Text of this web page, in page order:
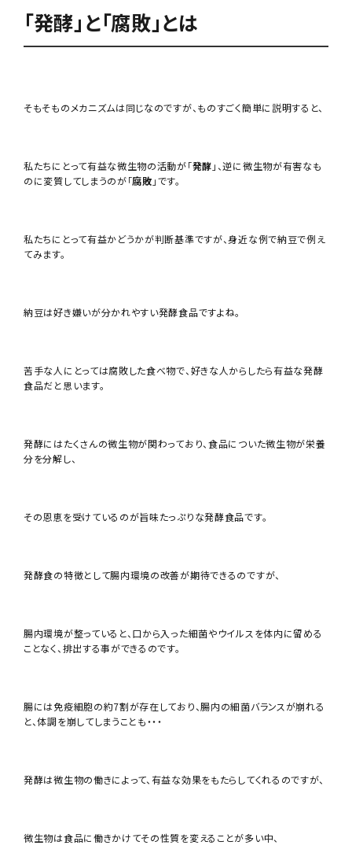
「発酵」と「腐敗」とは
そもそものメカニズムは同じなのですが、ものすごく簡単に説明すると、
私たちにとって有益な微生物の活動が「発酵 」、逆に微生物が有害なも
のに変質してしまうのが「腐敗 」です。
私たちにとって有益かどうかが判断基準ですが、身近な例で納豆で例え
てみます。
納豆は好き嫌いが分かれやすい発酵食品ですよね。
苦手な人にとっては腐敗した食べ物で、好きな人からしたら有益な発酵
食品だと思います。
発酵にはたくさんの微生物が関わっており、食品についた微生物が栄養
分を分解し、
その恩恵を受けているのが旨味たっぷりな発酵食品です。
発酵食の特徴として腸内環境の改善が期待できるのですが、
腸内環境が整っていると、口から入った細菌やウイルスを体内に留める
ことなく、排出する事ができるのです。
腸には免疫細胞の約7割が存在しており、腸内の細菌バランスが崩れる
と、体調を崩してしまうことも・・・
発酵は微生物の働きによって、有益な効果をもたらしてくれるのですが、
微生物は食品に働きかけてその性質を変えることが多い中、